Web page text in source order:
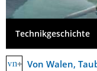
Technikgeschichte
Von Walen,